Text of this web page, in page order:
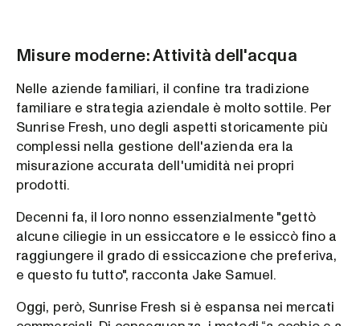
Misure moderne: Attività dell'acqua
Nelle aziende familiari, il confine tra tradizione
familiare e strategia aziendale è molto sottile. Per
Sunrise Fresh, uno degli aspetti storicamente più
complessi nella gestione dell'azienda era la
misurazione accurata dell'umidità nei propri
prodotti.
Decenni fa, il loro nonno essenzialmente "gettò
alcune ciliegie in un essiccatore e le essiccò fino a
raggiungere il grado di essiccazione che preferiva,
e questo fu tutto", racconta Jake Samuel.
Oggi, però, Sunrise Fresh si è espansa nei mercati